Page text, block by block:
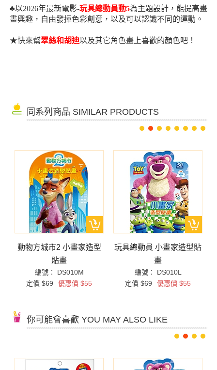
♣以2026年最新電影-玩具總動員動5為主題設計，能提高畫
畫興趣， 自由發揮色彩創意 ，以及可以認識不同的運動 。
★快來幫翠絲和胡迪以及其它角色畫上喜歡的顏色吧！
同系列商品 SIMILAR PRODUCTS
動物方城市2 小畫家造型
貼畫
編號： DS010M
定價 $69
優惠價 $55
玩具總動員 小畫家造型貼
畫
編號： DS010L
定價 $69
優惠價 $55
你可能會喜歡 YOU MAY ALSO LIKE